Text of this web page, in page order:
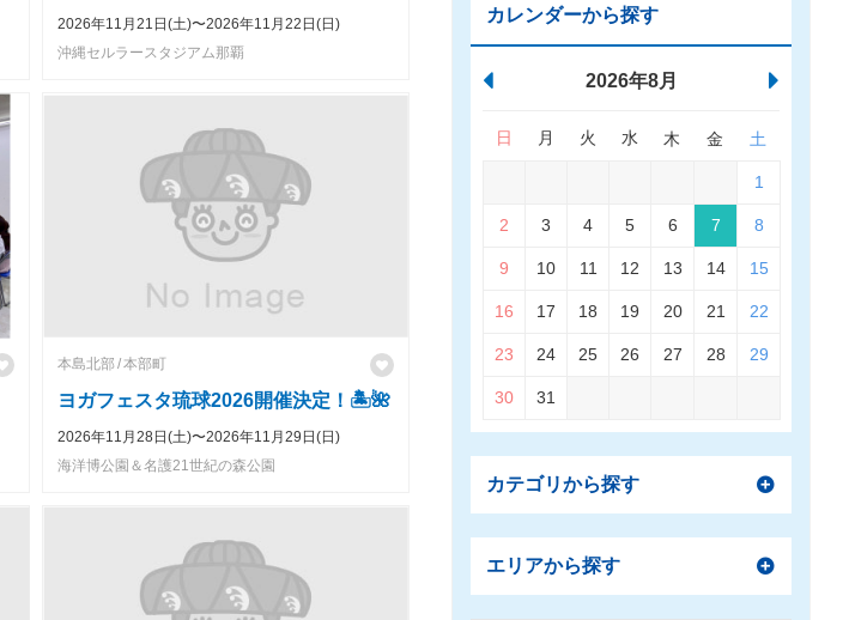
2026年11月21日(土)〜2026年11月22日(日)
沖縄セルラースタジアム那覇
本島北部 本部町
ヨガフェスタ琉球2026開催決定！🏝️🌺
2026年11月28日(土)〜2026年11月29日(日)
海洋博公園＆名護21世紀の森公園
カレンダーから探す
2026年8月
日 月 火 水 木 金 土
1
2 3 4 5 6 7 8
9 10 11 12 13 14 15
16 17 18 19 20 21 22
23 24 25 26 27 28 29
30 31
カテゴリから探す
エリアから探す